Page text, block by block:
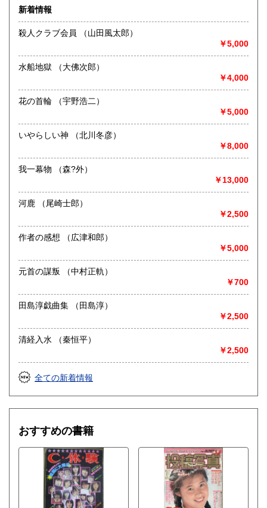
熊本県 600円 大分県 600円
600円
沖縄県
沿線名：-
最寄駅：名鉄バス停岩作西30m
営業時間：-
書籍の買取について
-
歴史、美術工芸、近代文献、趣味、古書一般（その他）
新着情報
殺人クラブ会員 （山田風太郎）
￥5,000
水船地獄 （大佛次郎）
￥4,000
花の首輪 （宇野浩二）
￥5,000
いやらしい神 （北川冬彦）
￥8,000
我一幕物 （森?外）
￥13,000
河鹿 （尾崎士郎）
￥2,500
作者の感想 （広津和郎）
￥5,000
元首の謀叛 （中村正軌）
￥700
田島淳戯曲集 （田島淳）
￥2,500
清経入水 （秦恒平）
￥2,500
全ての新着情報
おすすめの書籍